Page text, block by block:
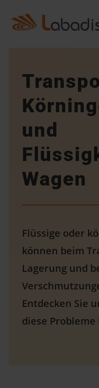
und
Wagen
Flüssige oder
können beim
Lagerung und
Entdecken Sie
diese